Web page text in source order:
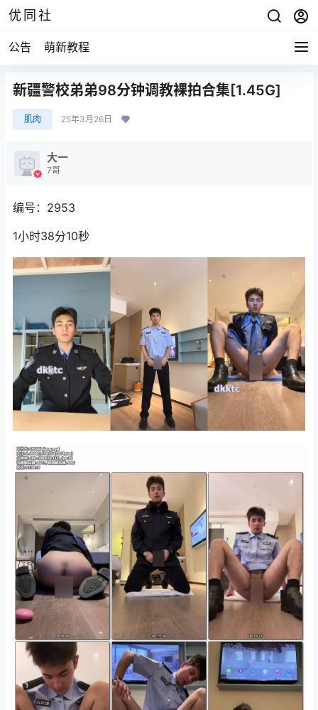
优同社
公告 萌新教程
新疆警校弟弟98分钟调教裸拍合集[1.45G]
肌肉 25年3月26日
大一
7哥
编号：2953
1小时38分10秒